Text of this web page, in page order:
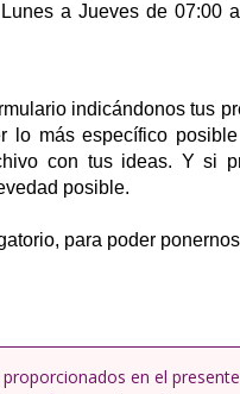
a Jueves de 07:00
indicándonos tus
lo más específico
con tus ideas. Y si
posible.
para poder
en el